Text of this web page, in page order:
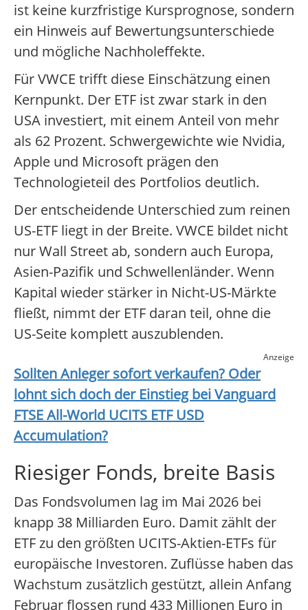
ist keine kurzfristige Kursprognose, sondern
ein Hinweis auf Bewertungsunterschiede
und mögliche Nachholeffekte.
Für VWCE trifft diese Einschätzung einen
Kernpunkt. Der ETF ist zwar stark in den
USA investiert, mit einem Anteil von mehr
als 62 Prozent. Schwergewichte wie Nvidia,
Apple und Microsoft prägen den
Technologieteil des Portfolios deutlich.
Der entscheidende Unterschied zum reinen
US-ETF liegt in der Breite. VWCE bildet nicht
nur Wall Street ab, sondern auch Europa,
Asien-Pazifik und Schwellenländer. Wenn
Kapital wieder stärker in Nicht-US-Märkte
fließt, nimmt der ETF daran teil, ohne die
US-Seite komplett auszublenden.
Anzeige
Sollten Anleger sofort verkaufen? Oder
lohnt sich doch der Einstieg beiVanguard
FTSE All-World UCITS ETF USD
Accumulation?
Riesiger Fonds, breite Basis
Das Fondsvolumen lag im Mai 2026 bei
knapp 38 Milliarden Euro. Damit zählt der
ETF zu den größten UCITS-Aktien-ETFs für
europäische Investoren. Zuflüsse haben das
Wachstum zusätzlich gestützt, allein Anfang
Februar flossen rund 433 Millionen Euro in